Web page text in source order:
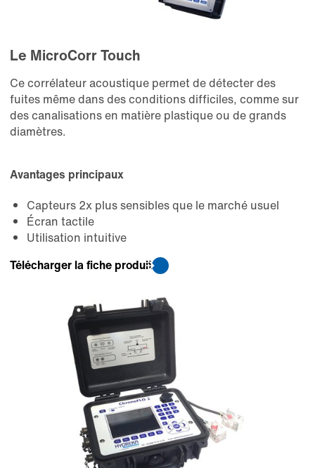
Le MicroCorr Touch
Ce corrélateur acoustique permet de détecter des
fuites même dans des conditions difficiles, comme sur
des canalisations en matière plastique ou de grands
diamètres.
Avantages principaux
Capteurs 2x plus sensibles que le marché usuel
Écran tactile
Utilisation intuitive
Télécharger la fiche produit